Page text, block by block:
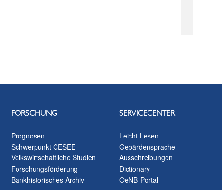
FORSCHUNG
Prognosen
Schwerpunkt CESEE
Volkswirtschaftliche Studien
Forschungsförderung
Bankhistorisches Archiv
SERVICECENTER
Leicht Lesen
Gebärdensprache
Ausschreibungen
Dictionary
OeNB-Portal